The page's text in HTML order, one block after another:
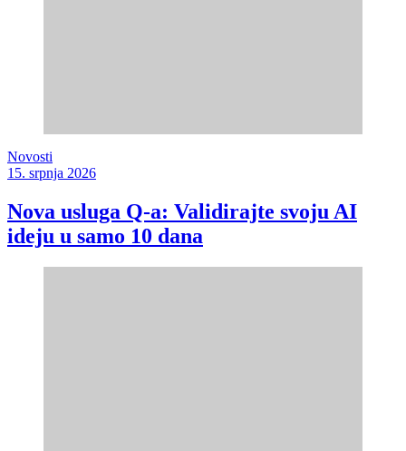
Novosti
15. srpnja 2026
Nova usluga Q-a: Validirajte svoju AI
ideju u samo 10 dana